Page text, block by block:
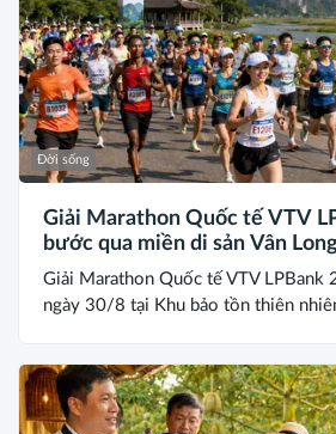
Đời sống
Giải Marathon Quốc tế VTV
bước qua miền di sản Vân
Giải Marathon Quốc tế VTV LPBank
ngày 30/8 tại Khu bảo tồn thiên